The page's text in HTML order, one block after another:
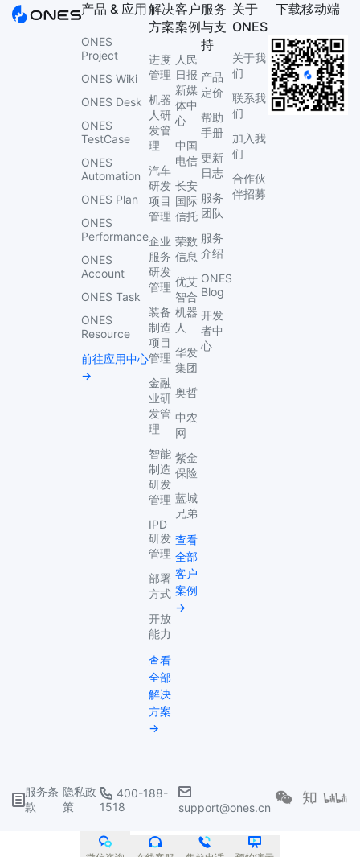
产品 & 应用
ONES
Project
ONES Wiki
ONES Desk
ONES
TestCase
ONES
Automation
ONES Plan
ONES
Performance
ONES
Account
ONES Task
ONES
Resource
前往应用中心
→
解决
方案
进度
管理
机器
人研
发管
理
汽车
研发
项目
管理
企业
服务
研发
管理
装备
制造
项目
管理
金融
业研
发管
理
智能
制造
研发
管理
IPD
研发
管理
部署
方式
开放
能力
查看
全部
解决
方案
→
客户
案例
人民
日报
新媒
体中
心
中国
电信
长安
国际
信托
荣数
信息
优艾
智合
机器
人
华发
集团
奥哲
中农
网
紫金
保险
蓝城
兄弟
查看
全部
客户
案例
→
服务
与支
持
产品
定价
帮助
手册
更新
日志
服务
团队
服务
介绍
ONES
Blog
开发
者中
心
关于
ONES
关于我
们
联系我
们
加入我
们
合作伙
伴招募
下载移动端
服务条
款
隐私政
策
400-188-
1518
support@ones.cn
©武汉复临科技有限公司鄂ICP备2022020263号 鄂公网安备 42018502006395号